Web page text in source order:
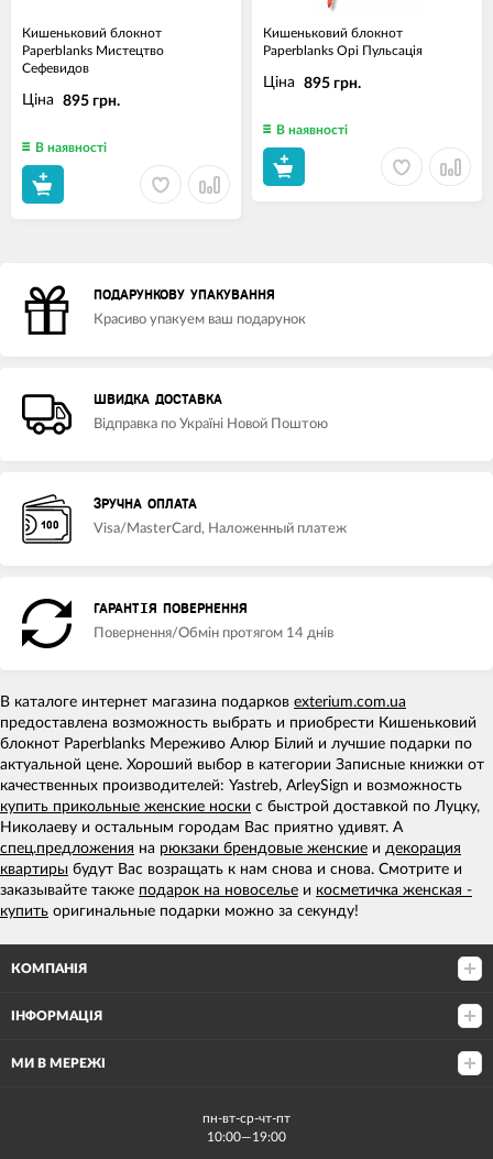
Кишеньковий блокнот
Paperblanks Мистецтво
Сефевидов
Ціна 895 грн.
В наявності
Кишеньковий блокнот
Paperblanks Орі Пульсація
Ціна 895 грн.
В наявності
ПОДАРУНКОВУ УПАКУВАННЯ
Красиво упакуем ваш подарунок
ШВИДКА ДОСТАВКА
Відправка по Україні Новой Поштою
ЗРУЧНА ОПЛАТА
Visa/MasterCard, Наложенный платеж
ГАРАНТІЯ ПОВЕРНЕННЯ
Повернення/Обмін протягом 14 днів
В каталоге интернет магазина подарков exterium.com.ua
предоставлена возможность выбрать и приобрести Кишеньковий
блокнот Paperblanks Мереживо Алюр Білий и лучшие подарки по
актуальной цене. Хороший выбор в категории Записные книжки от
качественных производителей: Yastreb, ArleySign и возможность
купить прикольные женские носки с быстрой доставкой по Луцку,
Николаеву и остальным городам Вас приятно удивят. А
спец.предложения на рюкзаки брендовые женские и декорация
квартиры будут Вас возращать к нам снова и снова. Смотрите и
заказывайте также подарок на новоселье и косметичка женская -
купить оригинальные подарки можно за секунду!
КОМПАНІЯ
ІНФОРМАЦІЯ
МИ В МЕРЕЖІ
пн-вт-ср-чт-пт
10:00—19:00